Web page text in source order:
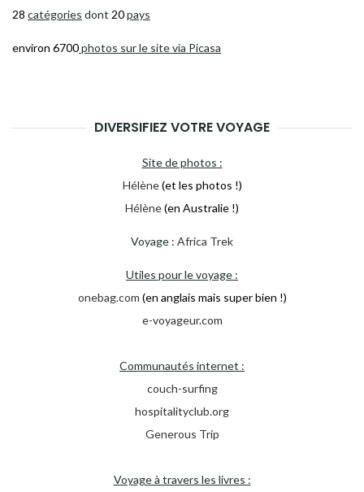
28 catégories dont 20pays
environ 6700photos sur le site via Picasa
DIVERSIFIEZ VOTRE VOYAGE
Site de photos :
Hélène (et les photos !)
Hélène(en Australie !)
Voyage : Africa Trek
Utiles pour le voyage :
onebag.com (en anglais mais super bien !)
e-voyageur.com
Communautés internet :
couch-surfing
hospitalityclub.org
Generous Trip
Voyage à travers les livres :